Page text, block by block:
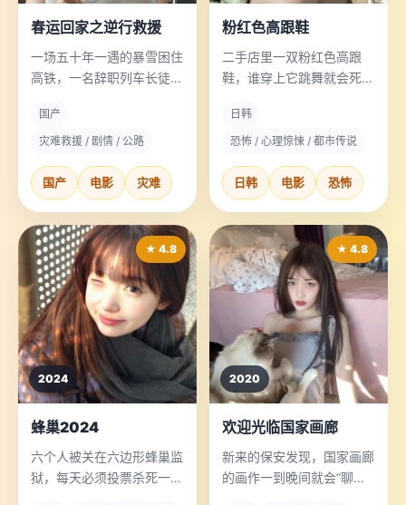
春运回家之逆行救援
一场五十年一遇的暴雪困住
高铁，一名辞职列车长徒步
老人和孩子。
国产
灾难救援 / 剧情 / 公路
国产 电影 灾难
粉红色高跟鞋
二手店里一双粉红色高跟
鞋，谁穿上它跳舞就会死，
它。
日韩
恐怖 / 心理惊悚 / 都市传说
日韩 电影 恐怖
★ 4.8
2024
蜂巢2024
六个人被关在六边形蜂巢监
狱，每天必须投票杀死一
★ 4.8
2020
欢迎光临国家画廊
新来的保安发现，国家画廊
的画作一到晚间就会“聊